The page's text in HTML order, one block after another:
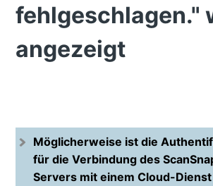
fehlgeschlagen."
angezeigt
Möglicherweise ist die
für die Verbindung des
Servers mit einem Cloud-